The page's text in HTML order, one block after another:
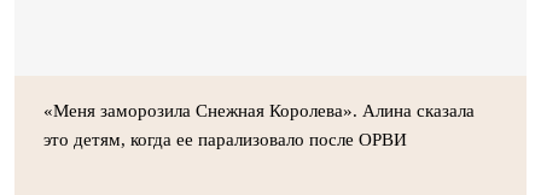
«Меня заморозила Снежная Королева». Алина сказала
это детям, когда ее парализовало после ОРВИ